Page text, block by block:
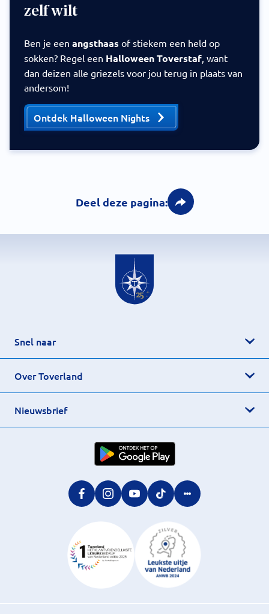
zelf wilt
Ben je een angsthaas of stiekem een held op
sokken? Regel een Halloween Toverstaf, want
dan deizen alle griezels voor jou terug in plaats van
andersom!
Ontdek Halloween Nights
Deel deze pagina:
Snel naar
Over Toverland
Nieuwsbrief